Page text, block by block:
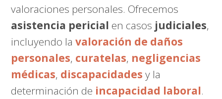
valoraciones personales. Ofrecemos
asistencia pericial en casos judiciales,
incluyendo lavaloración de daños
personales, curatelas, negligencias
médicas, discapacidades y la
determinación de incapacidad laboral.